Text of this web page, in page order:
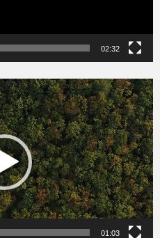
02:32
01:03